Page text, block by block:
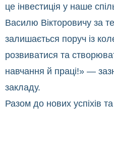
це інвестиція у наше
Василю Вікторовичу за
залишається поруч із
розвиватися та
навчання й праці!» —
закладу.
​Разом до нових успіхів